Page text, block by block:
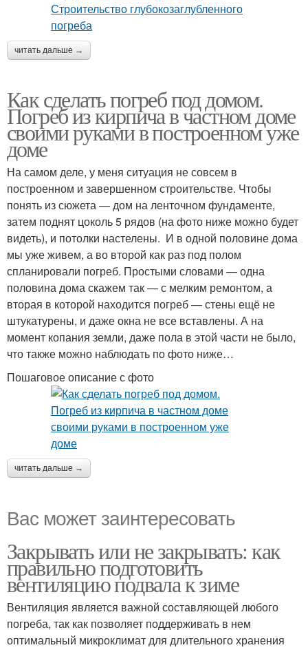
читать дальше →
Как сделать погреб под домом.
Погреб из кирпича в частном доме
своими руками в построенном уже
доме
На самом деле, у меня ситуация не совсем в
построенном и завершенном строительстве. Чтобы
понять из сюжета — дом на ленточном фундаменте,
затем поднят цоколь 5 рядов (на фото ниже можно будет
видеть), и потолки настелены. И в одной половине дома
мы уже живем, а во второй как раз под полом
спланировали погреб. Простыми словами — одна
половина дома скажем так — с мелким ремонтом, а
вторая в которой находится погреб — стены ещё не
штукатурены, и даже окна не все вставлены. А на
момент копания земли, даже пола в этой части не было,
что также можно наблюдать по фото ниже…
Пошаговое описание с фото
читать дальше →
Вас может заинтересовать
Закрывать или не закрывать: как
правильно подготовить
вентиляцию подвала к зиме
Вентиляция является важной составляющей любого
погреба, так как позволяет поддерживать в нем
оптимальный микроклимат для длительного хранения